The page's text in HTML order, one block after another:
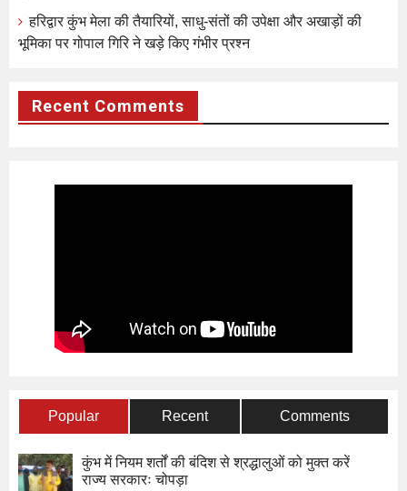
हरिद्वार कुंभ मेला की तैयारियों, साधु-संतों की उपेक्षा और अखाड़ों की
भूमिका पर गोपाल गिरि ने खड़े किए गंभीर प्रश्न
Recent Comments
Popular Recent Comments
कुंभ में नियम शर्तों की बंदिश से श्रद्धालुओं को मुक्त करें
राज्य सरकारः चोपड़ा